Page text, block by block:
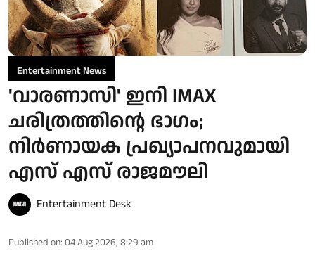
Entertainment News
'വാരണാസി' ഇനി IMAX
ചരിത്രത്തിന്റെ ഭാഗം;
നിർണായക പ്രഖ്യാപനവുമായി
എസ് എസ് രാജമൗലി
Entertainment Desk
Published on: 04 Aug 2026, 8:29 am